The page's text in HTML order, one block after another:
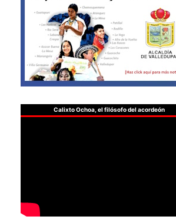
Calixto Ochoa, el filósofo del acordeón